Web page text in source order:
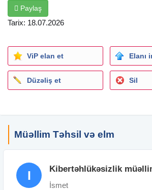
Ünvan: (
Fəaliyyət sahəsi:
İxtisas: Müəllim
İş qrafiki: Tam
İş təcrübəsi: 1 ildən 3 ilə qədər
Təhsil: Orta
İş yerinin ünvanı: Memar Əcəmi m.
Paylaş
Tarix: 18.07.2026
ViP elan et Elanı
Düzəliş et Sil
Müəllim Təhsil və elm
I Kibertəhlükəsizlik
İsmet